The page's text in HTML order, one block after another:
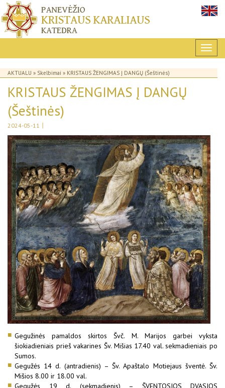
AKTUALU » Skelbimai » KRISTAUS ŽENGIMAS Į DANGŲ (Šeštinės)
KRISTAUS ŽENGIMAS Į DANGŲ
(Šeštinės)
2024-05-11 |
Gegužinės pamaldos skirtos Švč. M. Marijos garbei vyksta
šiokiadieniais prieš vakarines Šv. Mišias 17.40 val. sekmadieniais po
Sumos.
Gegužės 14 d. (antradienis) – Šv. Apaštalo Motiejaus šventė. Šv.
Mišios 8.00 ir 18.00 val.
Gegužės 19 d. (sekmadienis) – ŠVENTOSIOS DVASIOS